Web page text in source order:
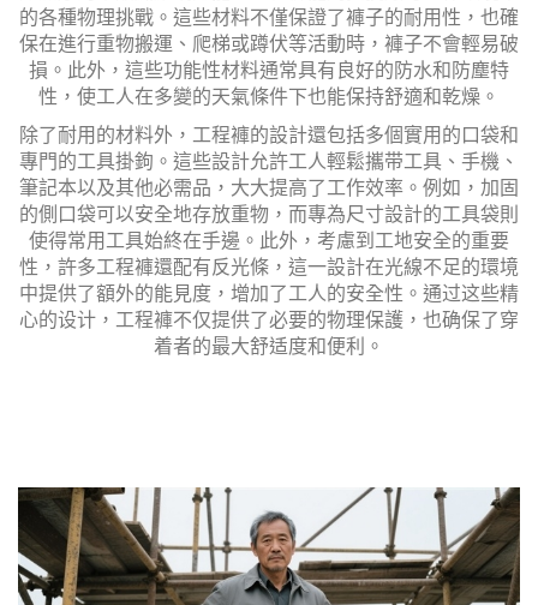
的各種物理挑戰。這些材料不僅保證了褲子的耐用性，也確
保在進行重物搬運、爬梯或蹲伏等活動時，褲子不會輕易破
損。此外，這些功能性材料通常具有良好的防水和防塵特
性，使工人在多變的天氣條件下也能保持舒適和乾燥。
除了耐用的材料外，工程褲的設計還包括多個實用的口袋和
專門的工具掛鉤。這些設計允許工人輕鬆攜带工具、手機、
筆記本以及其他必需品，大大提高了工作效率。例如，加固
的側口袋可以安全地存放重物，而專為尺寸設計的工具袋則
使得常用工具始終在手邊。此外，考慮到工地安全的重要
性，許多工程褲還配有反光條，這一設計在光線不足的環境
中提供了額外的能見度，增加了工人的安全性。通过这些精
心的设计，工程褲不仅提供了必要的物理保護，也确保了穿
着者的最大舒适度和便利。